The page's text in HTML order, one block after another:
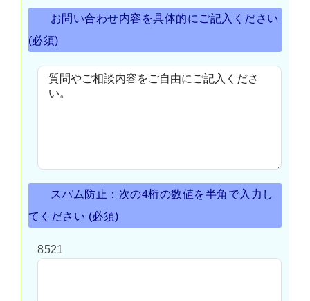
お問い合わせ内容を具体的にご記入ください
(必須)
スパム防止：次の4桁の数値を半角で入力し
てください (必須)
8521